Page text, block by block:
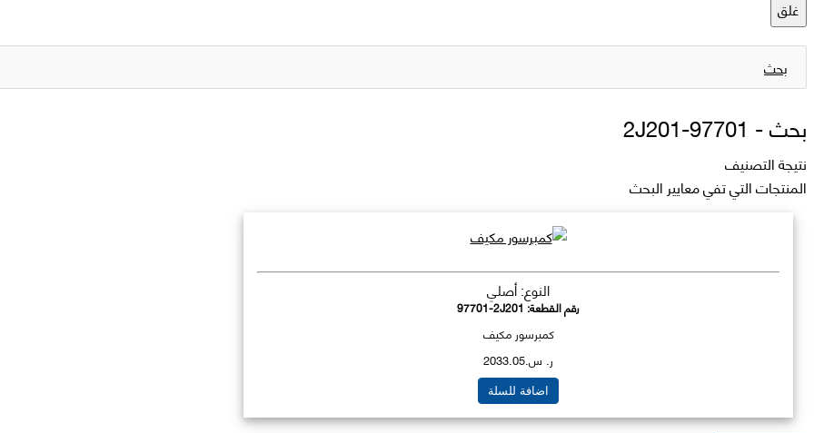
غلق
بحث
بحث - 97701-2J201
نتيجة التصنيف
المنتجات التي تفي معايير البحث
النوع: أصلي
رقم القطعة:97701-2J201
كمبرسور مكيف
ر. س.2033.05
اضافة للسلة